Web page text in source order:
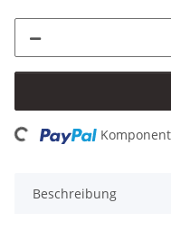
Beschreibung